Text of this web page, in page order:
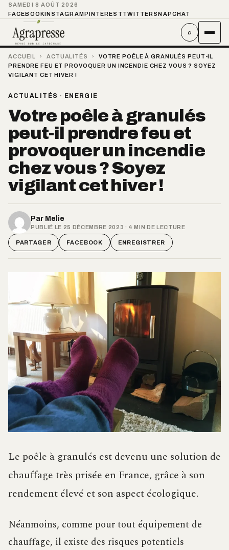
SAMEDI 8 AOÛT 2026
FACEBOOKINSTAGRAMPINTEREST TWITTER SNAPCHAT
⌕
ACCUEIL › ACTUALITÉS ›
VOTRE POÊLE À GRANULÉS PEUT-IL
PRENDRE FEU ET PROVOQUER UN INCENDIE CHEZ VOUS ? SOYEZ
VIGILANT CET HIVER !
ACTUALITÉS · ENERGIE
Votre poêle à granulés
peut-il prendre feu et
provoquer un incendie
chez vous ? Soyez
vigilant cet hiver !
Par Melie
PUBLIÉ LE 25 DÉCEMBRE 2023 · 4 MIN DE LECTURE
PARTAGER FACEBOOK ENREGISTRER
Le poêle à granulés est devenu une solution de
chauffage très prisée en France, grâce à son
rendement élevé et son aspect écologique.
Néanmoins, comme pour tout équipement de
chauffage, il existe des risques potentiels